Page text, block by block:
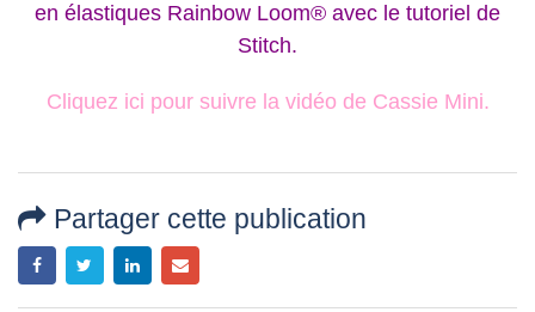
en élastiques Rainbow Loom® avec le tutoriel de
Stitch.
Cliquez ici pour suivre la vidéo de Cassie Mini.
Partager cette publication